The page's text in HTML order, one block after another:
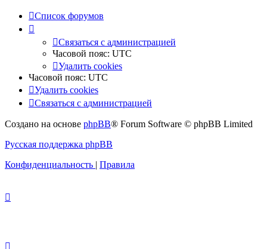
Список форумов
Связаться
с
администрацией
Связаться с администрацией
Часовой пояс: UTC
Удалить cookies
Часовой пояс: UTC
Удалить cookies
Связаться
администрацией
Связаться с администрацией
Создано на основе phpBB® Forum Software © phpBB Limited
Русская поддержка phpBB
Конфиденциальность | Правила